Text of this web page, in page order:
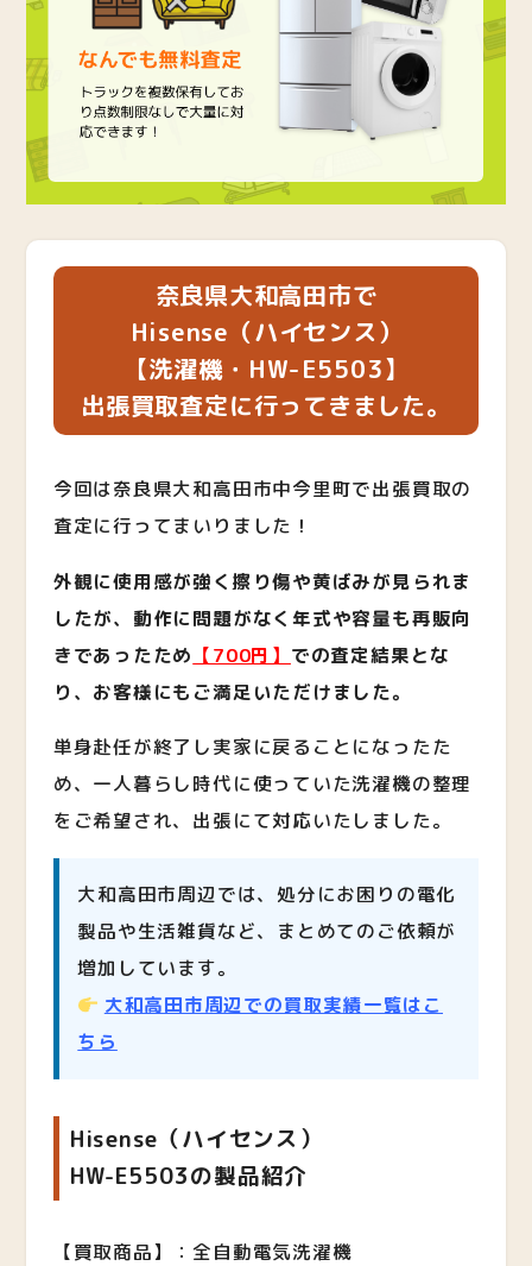
奈良県大和高田市で
Hisense（ハイセンス）
【洗濯機・ HW-E5503】
出張買取査定に行ってきました。
今回は奈良県大和高田市中今里町で出張買取の
査定に行ってまいりました！
外観に使用感が強く擦り傷や黄ばみが見られま
したが、動作に問題がなく年式や容量も再販向
きであったため 【700円】 での査定結果とな
り、お客様にもご満足いただけました。
単身赴任が終了し実家に戻ることになったた
め、一人暮らし時代に使っていた洗濯機の整理
をご希望され、出張にて対応いたしました。
大和高田市周辺では、処分にお困りの電化
製品や生活雑貨など、まとめてのご依頼が
増加しています。
大和高田市周辺での買取実績一覧はこ
ちら
Hisense（ハイセンス）
HW-E5503の製品紹介
【買取商品】：全自動電気洗濯機